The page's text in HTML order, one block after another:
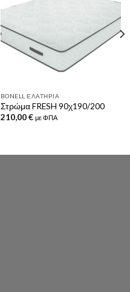
BONELL ΕΛΑΤΉΡΙΑ
Στρώμα FRESH 90χ190/200
210,00€ με ΦΠΑ